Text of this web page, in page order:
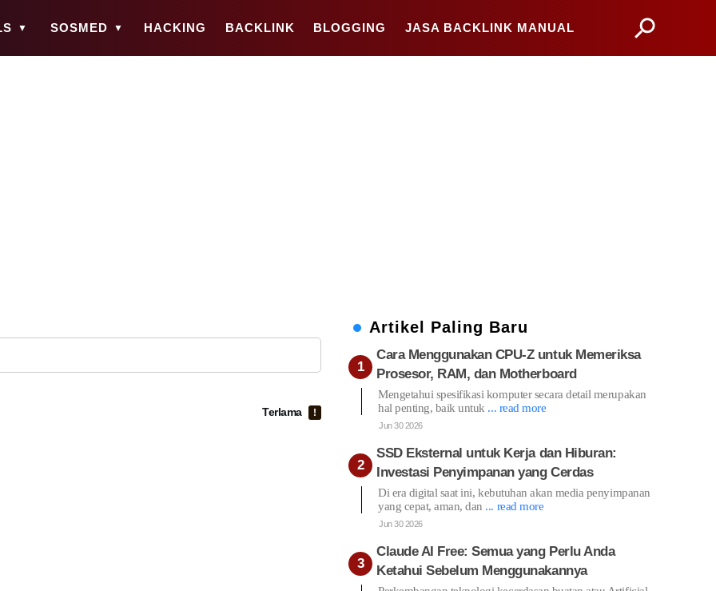
SOSMED HACKING BACKLINK BLOGGING JASA BACKLINK MANUAL
Terlama
Artikel Paling Baru
Cara Menggunakan CPU-Z untuk Memeriksa
Prosesor, RAM, dan Motherboard
Mengetahui spesifikasi komputer secara detail merupakan
hal penting, baik untuk ... read more
Jun 30 2026
SSD Eksternal untuk Kerja dan Hiburan:
Investasi Penyimpanan yang Cerdas
Di era digital saat ini, kebutuhan akan media penyimpanan
yang cepat, aman, dan ... read more
Jun 30 2026
Claude AI Free: Semua yang Perlu Anda
Ketahui Sebelum Menggunakannya